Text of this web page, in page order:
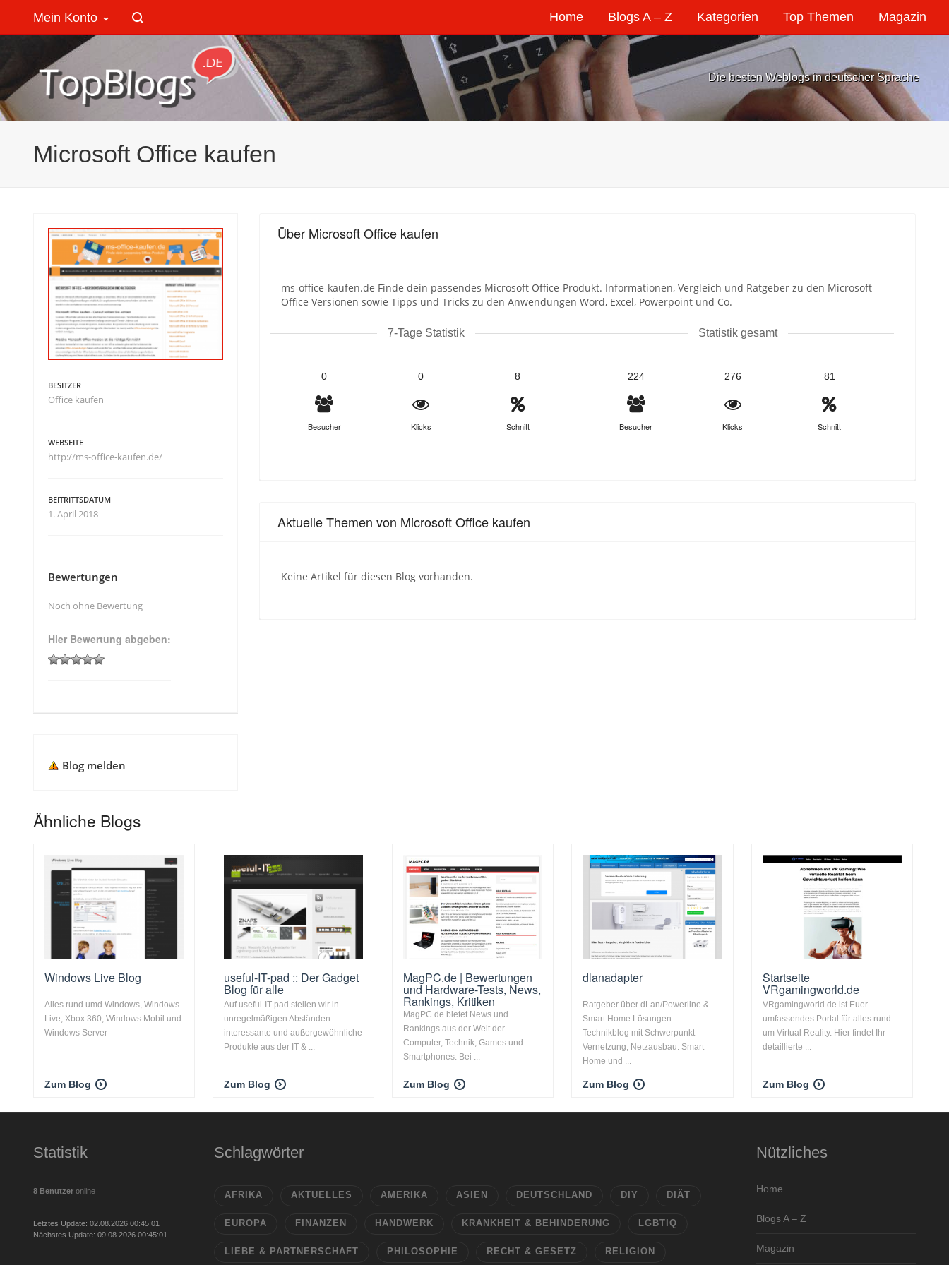
Home Blogs A – Z Kategorien Top Themen Magazin
Mein Konto
Die besten Weblogs in deutscher Sprache
Microsoft Office kaufen
Über Microsoft Office kaufen
ms-office-kaufen.de Finde dein passendes Microsoft Office-Produkt. Informationen, Vergleich und Ratgeber zu den Microsoft
Office Versionen sowie Tipps und Tricks zu den Anwendungen Word, Excel, Powerpoint und Co.
7-Tage Statistik
0
Besucher
0
Klicks
8
Schnitt
Statistik gesamt
224
Besucher
276
Klicks
81
Schnitt
Aktuelle Themen von Microsoft Office kaufen
Keine Artikel für diesen Blog vorhanden.
BESITZER
Office kaufen
WEBSEITE
http://ms-office-kaufen.de/
BEITRITTSDATUM
1. April 2018
Bewertungen
Noch ohne Bewertung
Hier Bewertung abgeben:
Blog melden
Ähnliche Blogs
Windows Live Blog
Alles rund umd Windows, Windows
Live, Xbox 360, Windows Mobil und
Windows Server
Zum Blog
useful-IT-pad :: Der Gadget
Blog für alle
Auf useful-IT-pad stellen wir in
unregelmäßigen Abständen
interessante und außergewöhnliche
Produkte aus der IT & ...
Zum Blog
MagPC.de | Bewertungen
und Hardware-Tests, News,
Rankings, Kritiken
MagPC.de bietet News und
Rankings aus der Welt der
Computer, Technik, Games und
Smartphones. Bei ...
Zum Blog
dlanadapter
Ratgeber über dLan/Powerline &
Smart Home Lösungen.
Technikblog mit Schwerpunkt
Vernetzung, Netzausbau. Smart
Home und ...
Zum Blog
Startseite
VRgamingworld.de
VRgamingworld.de ist Euer
umfassendes Portal für alles rund
um Virtual Reality. Hier findet Ihr
detaillierte ...
Zum Blog
Statistik
8 Benutzer online
Letztes Update: 02.08.2026 00:45:01
Nächstes Update: 09.08.2026 00:45:01
Schlagwörter
AFRIKA AKTUELLES AMERIKA ASIEN DEUTSCHLAND DIY DIÄT
EUROPA FINANZEN HANDWERK KRANKHEIT & BEHINDERUNG LGBTIQ
LIEBE & PARTNERSCHAFT PHILOSOPHIE RECHT & GESETZ RELIGION
Nützliches
Home
Blogs A – Z
Magazin